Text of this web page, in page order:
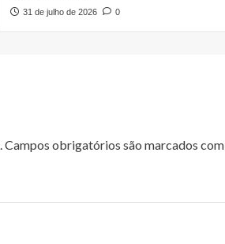
31 de julho de 2026 0
Campos obrigatórios são marcados com